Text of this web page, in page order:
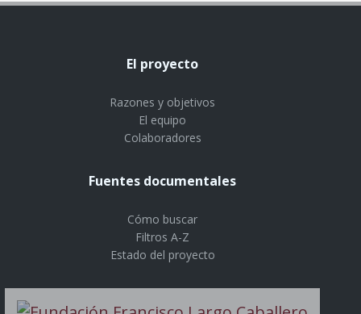
El proyecto
Razones y objetivos
El equipo
Colaboradores
Fuentes documentales
Cómo buscar
Filtros A-Z
Estado del proyecto